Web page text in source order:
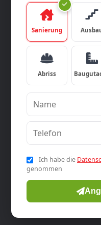
Sanierung
Abriss
Ich habe die
genommen